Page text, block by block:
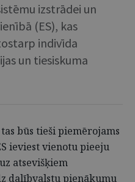
izstrādei un
(ES), kas
indivīda
un tiesiskuma
būs tieši piemērojams
ieviest vienotu pieeju
atsevišķiem
dalībvalstu pienākumu